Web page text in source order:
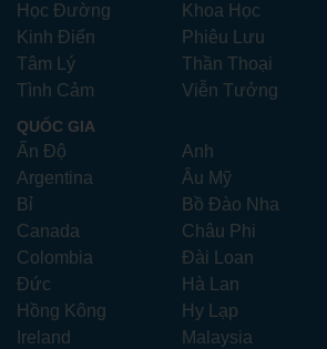
Học Đường
Khoa Học
Kinh Điển
Phiêu Lưu
Tâm Lý
Thần Thoại
Tình Cảm
Viễn Tưởng
QUỐC GIA
Ấn Độ Anh
Argentina
Âu Mỹ
Bỉ
Bồ Đào Nha
Canada
Châu Phi
Colombia
Đài Loan
Đức
Hà Lan
Hồng Kông
Hy Lạp
Ireland
Malaysia